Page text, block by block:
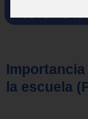
la escuela